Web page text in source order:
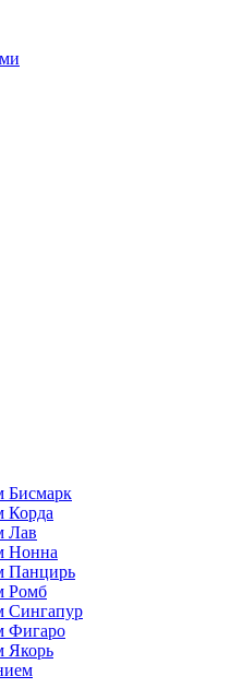
Бисмарк
Корда
Лав
Нонна
Панцирь
Ромб
Сингапур
Фигаро
Якорь